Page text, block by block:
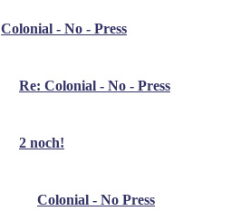
Colonial - No - Press
Re: Colonial - No - Press
2 noch!
Colonial - No Press